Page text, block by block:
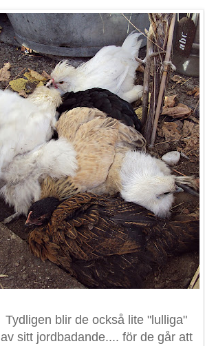
Tydligen blir de också lite "lulliga"
av sitt jordbadande.... för de går att